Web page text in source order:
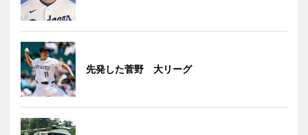
先発した菅野 大リーグ